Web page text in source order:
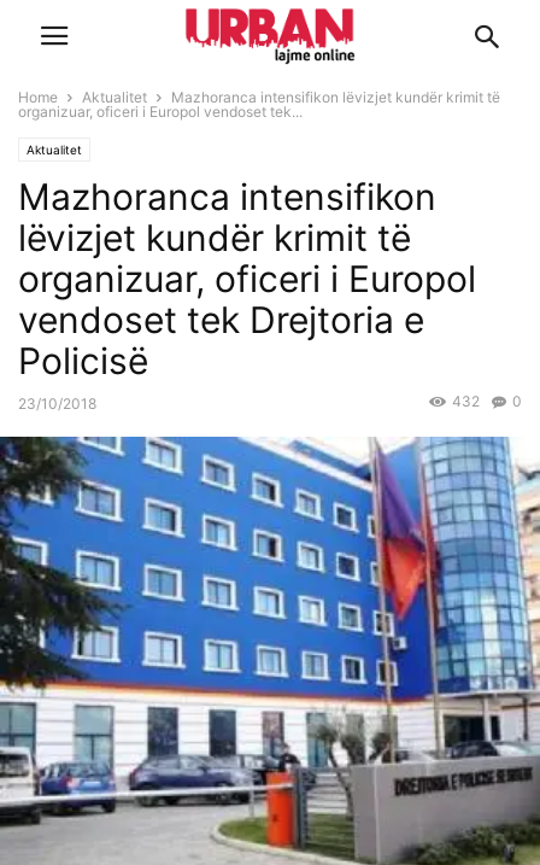
Home Aktualitet
Mazhoranca intensifikon lëvizjet kundër krimit të
organizuar, oficeri i Europol vendoset tek...
Aktualitet
Mazhoranca intensifikon
lëvizjet kundër krimit të
organizuar, oficeri i Europol
vendoset tek Drejtoria e
Policisë
23/10/2018 0
432